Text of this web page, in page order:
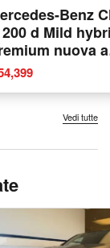
Benz
d Mild
nuova a
Vedi tutte